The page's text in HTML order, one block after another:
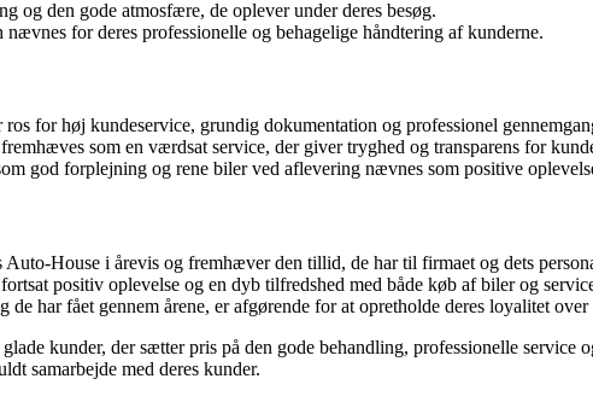
og den gode atmosfære, de oplever under deres besøg.
for deres professionelle og behagelige håndtering af kunderne.
for høj kundeservice, grundig dokumentation og professionel
som en værdsat service, der giver tryghed og transparens for
god forplejning og rene biler ved aflevering nævnes som positive
House i årevis og fremhæver den tillid, de har til firmaet og dets
positiv oplevelse og en dyb tilfredshed med både køb af biler og
har fået gennem årene, er afgørende for at opretholde deres loyalitet over
kunder, der sætter pris på den gode behandling, professionelle
samarbejde med deres kunder.